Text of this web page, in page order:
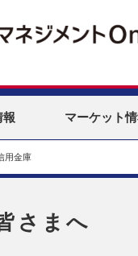
報 マーケット
用金庫
さまへ